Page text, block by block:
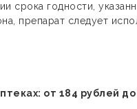
срока годности,
препарат следует
от 184 рублей до